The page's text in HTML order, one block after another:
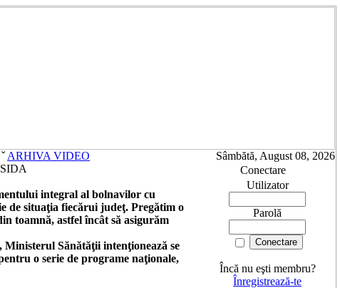
ˇARHIVA VIDEO
Sâmbătă, August 08, 2026
integral al bolnavilor cu
de situaţia fiecărui judeţ. Pregătim o
toamnă, astfel încât să asigurăm
Sănătăţii intenţionează se
o serie de programe naţionale,
Conectare
Utilizator
Parolă
Încă nu eşti membru?
Înregistrează-te